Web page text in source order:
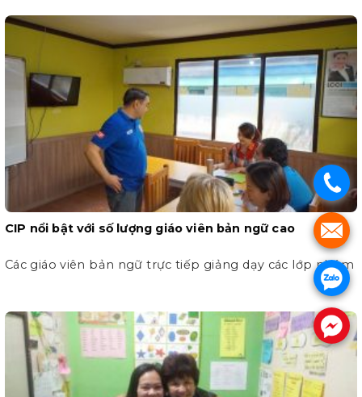
CIP nổi bật với số lượng giáo viên bản ngữ cao
Các giáo viên bản ngữ trực tiếp giảng dạy các lớp nhóm
.
.
.
.